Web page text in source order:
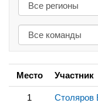
Место Участник
1 Столяров